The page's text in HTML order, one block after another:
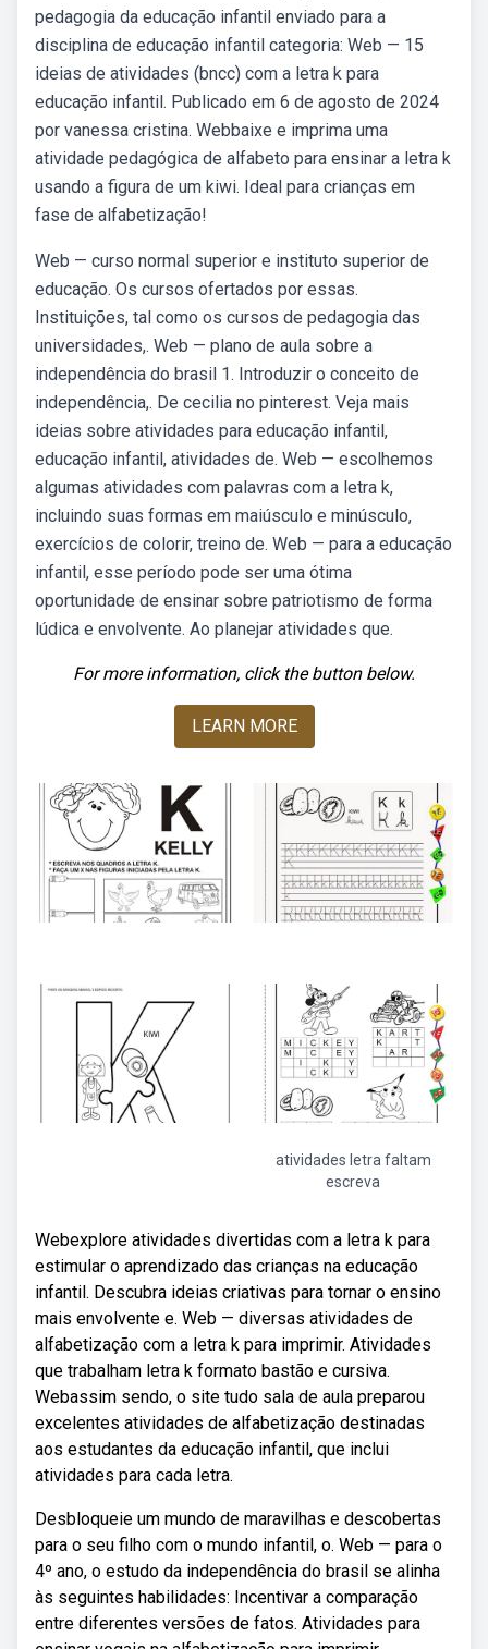
pedagogia da educação infantil enviado para a
disciplina de educação infantil categoria: Web — 15
ideias de atividades (bncc) com a letra k para
educação infantil. Publicado em 6 de agosto de 2024
por vanessa cristina. Webbaixe e imprima uma
atividade pedagógica de alfabeto para ensinar a letra k
usando a figura de um kiwi. Ideal para crianças em
fase de alfabetização!
Web — curso normal superior e instituto superior de
educação. Os cursos ofertados por essas.
Instituições, tal como os cursos de pedagogia das
universidades,. Web — plano de aula sobre a
independência do brasil 1. Introduzir o conceito de
independência,. De cecilia no pinterest. Veja mais
ideias sobre atividades para educação infantil,
educação infantil, atividades de. Web — escolhemos
algumas atividades com palavras com a letra k,
incluindo suas formas em maiúsculo e minúsculo,
exercícios de colorir, treino de. Web — para a educação
infantil, esse período pode ser uma ótima
oportunidade de ensinar sobre patriotismo de forma
lúdica e envolvente. Ao planejar atividades que.
For more information, click the button below.
LEARN MORE
atividades letra faltam
escreva
Webexplore atividades divertidas com a letra k para
estimular o aprendizado das crianças na educação
infantil. Descubra ideias criativas para tornar o ensino
mais envolvente e. Web — diversas atividades de
alfabetização com a letra k para imprimir. Atividades
que trabalham letra k formato bastão e cursiva.
Webassim sendo, o site tudo sala de aula preparou
excelentes atividades de alfabetização destinadas
aos estudantes da educação infantil, que inclui
atividades para cada letra.
Desbloqueie um mundo de maravilhas e descobertas
para o seu filho com o mundo infantil, o. Web — para o
4º ano, o estudo da independência do brasil se alinha
às seguintes habilidades: Incentivar a comparação
entre diferentes versões de fatos. Atividades para